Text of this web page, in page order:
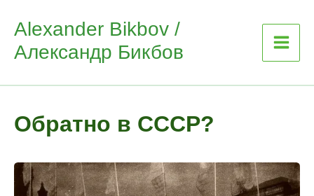
content
Alexander Bikbov /
Александр Бикбов
Обратно в СССР?